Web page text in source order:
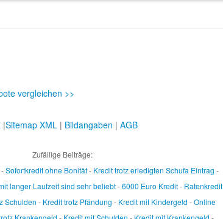
vergleichen >>
|Sitemap XML | Bildangaben | AGB
Zufällige Beiträge:
Sofortkredit ohne Bonität- Kredit trotz erledigten Schufa Eintrag -
langer Laufzeit sind sehr beliebt-6000 Euro Kredit- Ratenkredit
Schulden - Kredit trotz Pfändung - Kredit mit Kindergeld -Online